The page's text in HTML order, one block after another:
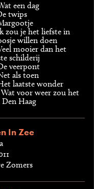
een dag
twips
zou je het liefste in
willen doen
mooier dan het
schilderij
veerpont
als toen
laatste wonder
Wat voor weer zou het
Haag
In Zee
Zomers